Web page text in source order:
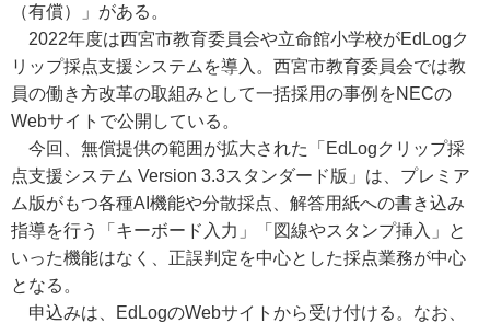
（有償）」がある。
2022年度は西宮市教育委員会や立命館小学校がEdLogク
リップ採点支援システムを導入。西宮市教育委員会では教
員の働き方改革の取組みとして一括採用の事例をNECの
Webサイトで公開している。
今回、無償提供の範囲が拡大された「EdLogクリップ採
点支援システム Version 3.3スタンダード版」は、プレミア
ム版がもつ各種AI機能や分散採点、解答用紙への書き込み
指導を行う「キーボード入力」「図線やスタンプ挿入」と
いった機能はなく、正誤判定を中心とした採点業務が中心
となる。
申込みは、EdLogのWebサイトから受け付ける。なお、